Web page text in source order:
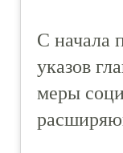
С начала
указов
меры